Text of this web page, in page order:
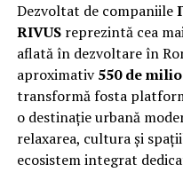
Dezvoltat de companiile
RIVUSreprezintă cea
aflată în dezvoltare în
aproximativ550 de
transformă fosta
o destinație urbană
relaxarea, cultura și
ecosistem integrat